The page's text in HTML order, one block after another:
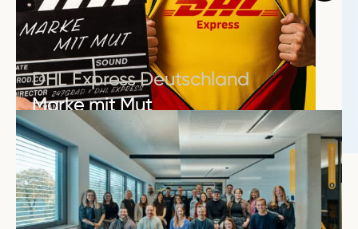
DHL Express Deutschland
Marke mit Mut
MEHR ERFAHREN